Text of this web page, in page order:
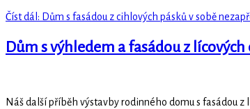
Číst dál: Dům s fasádou z cihlových pásků v sobě
Dům s výhledem a fasádou z
Náš další příběh výstavby rodinného domu s fasádou